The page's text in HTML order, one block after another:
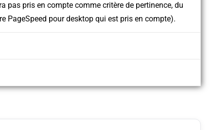
pas pris en compte comme critère de pertinence, du
PageSpeed pour desktop qui est pris en compte).